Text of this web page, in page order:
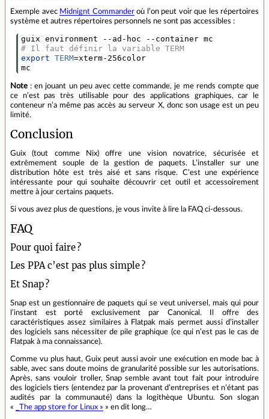
Exemple avec Midnignt Commanderoù l’on peut voir que les répertoires
système et autres répertoires personnels ne sont pas accessibles :
# Il faut définir la variable TERM
export TERM=xterm-256color
mc
Note : en jouant un peu avec cette commande, je me rends compte que
ce n’est pas très utilisable pour des applications graphiques, car le
conteneur n’a même pas accès au serveur X, donc son usage est un peu
limité.
Conclusion
Guix (tout comme Nix) offre une vision novatrice, sécurisée et
extrêmement souple de la gestion de paquets. L’installer sur une
distribution hôte est très aisé et sans risque. C’est une expérience
intéressante pour qui souhaite découvrir cet outil et accessoirement
mettre à jour certains paquets.
Si vous avez plus de questions, je vous invite à lire la FAQ ci‑dessous.
FAQ
Pour quoi faire ?
Les PPA c’est pas plus simple ?
Et Snap ?
Snap est un gestionnaire de paquets qui se veut universel, mais qui pour
l’instant est porté exclusivement par Canonical. Il offre des
caractéristiques assez similaires à Flatpak mais permet aussi d’installer
des logiciels sans nécessiter de pile graphique (ce qui n’est pas le cas de
Flatpak à ma connaissance).
Comme vu plus haut, Guix peut aussi avoir une exécution en mode bac à
sable, avec sans doute moins de granularité possible sur les autorisations.
Après, sans vouloir troller, Snap semble avant tout fait pour introduire
des logiciels tiers (entendez par la provenant d’entreprises et n’étant pas
audités par la communauté) dans la logithèque Ubuntu. Son slogan
«
_The app store for Linux » » en dit long…